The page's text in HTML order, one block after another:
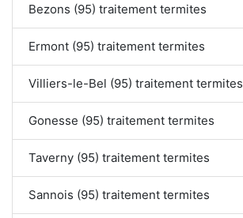
Bezons (95) traitement termites
Ermont (95) traitement termites
Villiers-le-Bel (95) traitement termites
Gonesse (95) traitement termites
Taverny (95) traitement termites
Sannois (95) traitement termites